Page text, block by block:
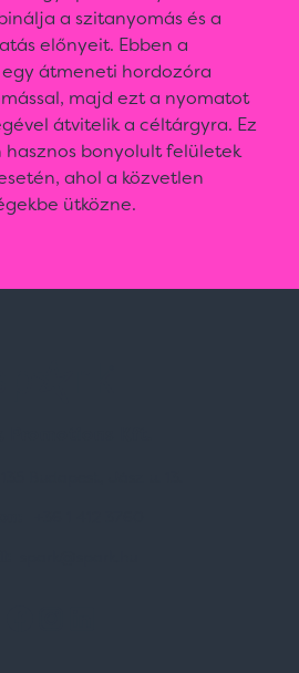
a szitanyomás és a
előnyeit. Ebben a
átmeneti hordozóra
majd ezt a nyomatot
átvitelik a céltárgyra. Ez
hasznos bonyolult felületek
ahol a közvetlen
ütközne.